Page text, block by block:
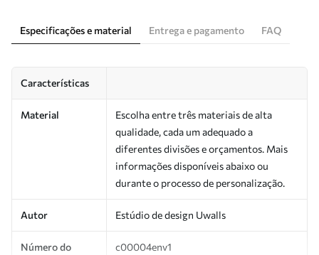
Especificações e material Entrega e pagamento FAQ
Características
Material
Escolha entre três materiais de alta
qualidade, cada um adequado a
diferentes divisões e orçamentos. Mais
informações disponíveis abaixo ou
durante o processo de personalização.
Autor Estúdio de design Uwalls
Número do
c00004env1